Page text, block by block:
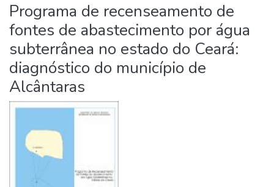
Programa de recenseamento de
fontes de abastecimento por água
subterrânea no estado do Ceará:
diagnóstico do município de
Alcântaras